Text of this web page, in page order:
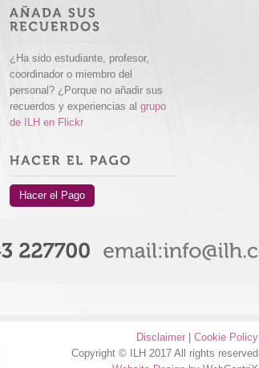
¿Ha sido estudiante, profesor,
coordinador o miembro del
personal? ¿Porque no añadir sus
recuerdos y experiencias al grupo
de ILH en Flickr
Hacer el Pago
Disclaimer
Cookie Policy
Copyright © ILH 2017 All rights reserved